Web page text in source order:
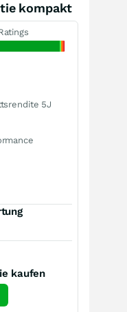
kompakt
5J
kaufen